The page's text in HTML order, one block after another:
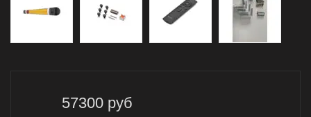
57300 руб